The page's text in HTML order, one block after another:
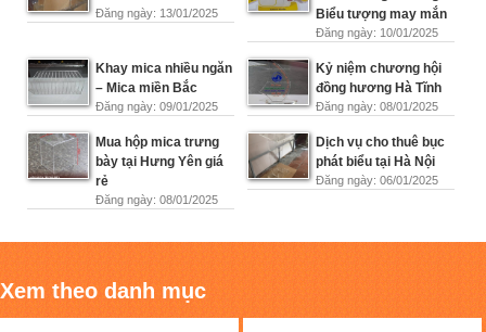
Đăng ngày: 13/01/2025
Biểu tượng may mắn
Đăng ngày: 10/01/2025
Khay mica nhiều ngăn
– Mica miền Bắc
Đăng ngày: 09/01/2025
Kỷ niệm chương hội
đồng hương Hà Tĩnh
Đăng ngày: 08/01/2025
Mua hộp mica trưng
bày tại Hưng Yên giá
rẻ
Đăng ngày: 08/01/2025
Dịch vụ cho thuê bục
phát biểu tại Hà Nội
Đăng ngày: 06/01/2025
Xem theo danh mục